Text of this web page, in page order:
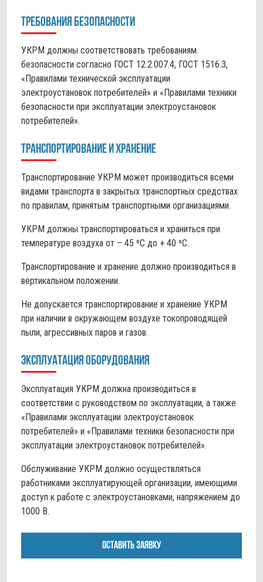
Требования безопасности
УКРМ должны соответствовать требованиям
безопасности согласно ГОСТ 12.2.007.4, ГОСТ 1516.3,
«Правилами технической эксплуатации
электроустановок потребителей» и «Правилами техники
безопасности при эксплуатации электроустановок
потребителей».
Транспортирование и хранение
Транспортирование УКРМ может производиться всеми
видами транспорта в закрытых транспортных средствах
по правилам, принятым транспортными организациями.
УКРМ должны транспортироваться и храниться при
температуре воздуха от – 45 ºС до + 40 ºС.
Транспортирование и хранение должно производиться в
вертикальном положении.
Не допускается транспортирование и хранение УКРМ
при наличии в окружающем воздухе токопроводящей
пыли, агрессивных паров и газов.
Эксплуатация оборудования
Эксплуатация УКРМ должна производиться в
соответствии с руководством по эксплуатации, а также
«Правилами эксплуатации электроустановок
потребителей» и «Правилами техники безопасности при
эксплуатации электроустановок потребителей».
Обслуживание УКРМ должно осуществляться
работниками эксплуатирующей организации, имеющими
доступ к работе с электроустановками, напряжением до
1000 В.
ОСТАВИТЬ ЗАЯВКУ